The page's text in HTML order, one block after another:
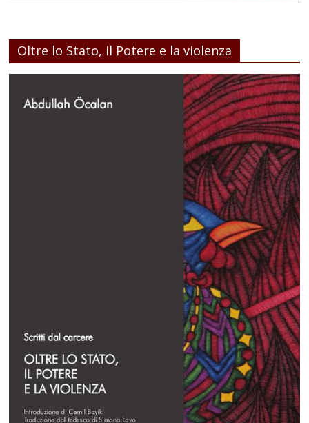
Oltre lo Stato, il Potere e la violenza